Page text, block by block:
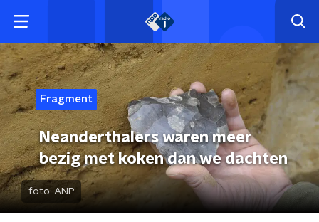
Fragment
Neanderthalers waren meer
bezig met koken dan we dachten
foto: ANP